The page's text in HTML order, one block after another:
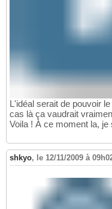
L'idéal serait de pouvoir
cas là ça vaudrait
Voila ! À ce moment la,
shkyo, le 12/11/2009 à